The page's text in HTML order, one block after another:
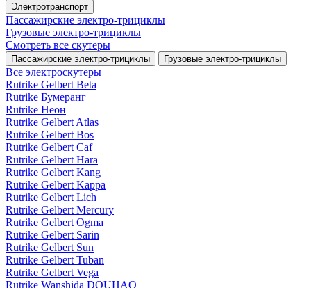
Электротранспорт
Пассажирские электро‑трициклы
Грузовые электро‑трициклы
Смотреть все скутеры
Пассажирские электро‑трициклы Грузовые электро‑трициклы
Все электро­скутеры
Rutrike Gelbert Beta
Rutrike Бумеранг
Rutrike Неон
Rutrike Gelbert Atlas
Rutrike Gelbert Bos
Rutrike Gelbert Caf
Rutrike Gelbert Hara
Rutrike Gelbert Kang
Rutrike Gelbert Kappa
Rutrike Gelbert Lich
Rutrike Gelbert Mercury
Rutrike Gelbert Ogma
Rutrike Gelbert Sarin
Rutrike Gelbert Sun
Rutrike Gelbert Tuban
Rutrike Gelbert Vega
Rutrike Wanshida DOUHAO